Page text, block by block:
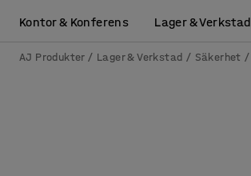
Kontor & Konferens Lager & Verkstad
AJ Produkter Lager & Verkstad Säkerhet